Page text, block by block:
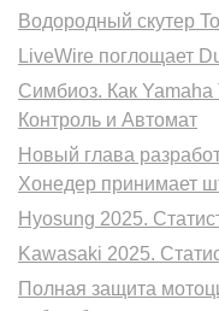
Водородный скутер
LiveWire поглощает
Симбиоз. Как
Контроль и Автомат
Новый глава
Хонедер принимает
Hyosung 2025.
Kawasaki 2025.
Полная защита